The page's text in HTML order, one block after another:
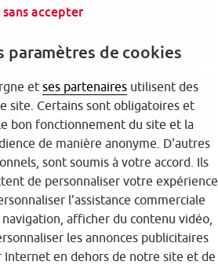
emploi-retraite :
ça marche ?
accepter
paramètres de cookies
et ses partenaires utilisent des
site. Certains sont obligatoires et
bon fonctionnement du site et la
de manière anonyme. D'autres
sont soumis à votre accord. Ils
de personnaliser votre expérience
l'assistance commerciale
afficher du contenu vidéo,
les annonces publicitaires
Internet en dehors de notre site et de